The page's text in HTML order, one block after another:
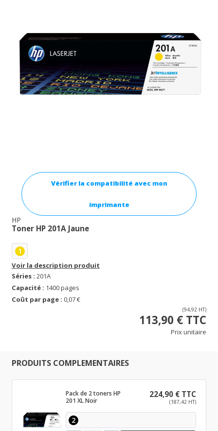
Vérifier la compatibilité avec mon
imprimante
HP
Toner HP 201A Jaune
1
Voir la description produit
Séries : 201A
Capacité : 1400 pages
Coût par page : 0,07 €
(94,92 HT)
113,90 € TTC
Prix unitaire
PRODUITS COMPLEMENTAIRES
Pack de 2 toners HP
201 XL Noir
224,90 € TTC
(187,42 HT)
2